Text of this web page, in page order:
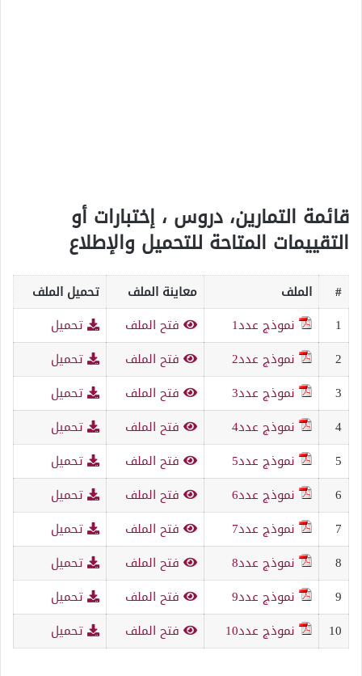
قائمة التمارين، دروس ، إختبارات أو
التقييمات المتاحة للتحميل والإطلاع
# الملف معاينة الملف
تحميل الملف
1
نموذج عدد1 فتح الملف
تحميل
2
نموذج عدد2 فتح الملف
تحميل
3
نموذج عدد3 فتح الملف
تحميل
4
نموذج عدد4 فتح الملف
تحميل
5
نموذج عدد5 فتح الملف
تحميل
6
نموذج عدد6 فتح الملف
تحميل
7
نموذج عدد7 فتح الملف
تحميل
8
نموذج عدد8 فتح الملف
تحميل
9
نموذج عدد9 فتح الملف
تحميل
10
نموذج عدد10 فتح الملف تحميل